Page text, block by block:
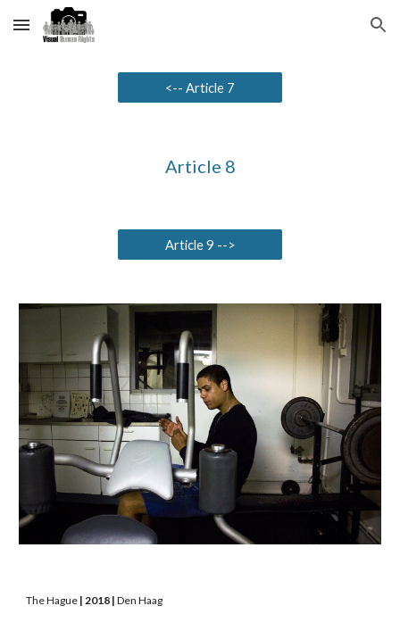
Skip to main content Skip to navigation
<-- Article 7
Article 8
Article 9 -->
The Hague | 2018 | Den Haag